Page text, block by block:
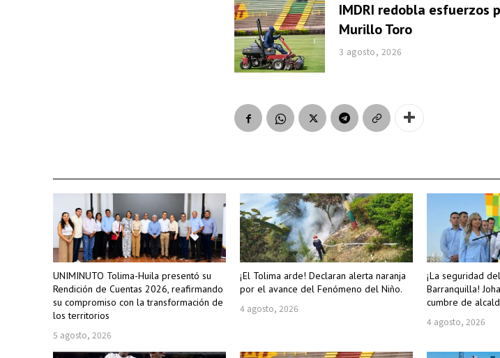
IMDRI redobla esfuerzos
Murillo Toro
3 agosto, 2026
UNIMINUTO Tolima-Huila presentó su
Rendición de Cuentas 2026, reafirmando
su compromiso con la transformación de
los territorios
5 agosto, 2026
¡El Tolima arde! Declaran alerta naranja
por el avance del Fenómeno del Niño.
4 agosto, 2026
¡La seguridad
Barranquilla!
cumbre de
4 agosto, 2026